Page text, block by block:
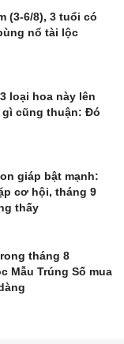
(3-6/8), 3 tuổi có
nổ tài lộc
loại hoa này lên
cũng thuận: Đó
giáp bật mạnh:
cơ hội, tháng 9
thấy
tháng 8
Mẫu Trúng Số mua